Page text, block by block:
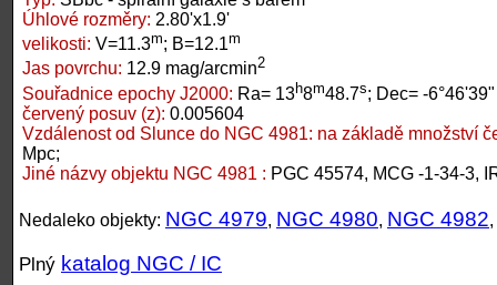
Úhlové rozměry: 2.80'x1.9'
velikosti: V=11.3m; B=12.1m
Jas povrchu: 12.9 mag/arcmin2
Souřadnice epochy J2000: Ra= 13h8m48.7s; Dec= -6°46'39"
červený posuv (z): 0.005604
Vzdálenost od Slunce do NGC 4981: na základě množství
Mpc;
Jiné názvy objektu NGC 4981 : PGC 45574, MCG -1-34-3,
Nedaleko objekty: NGC 4979, NGC 4980, NGC 4982,
Plný katalog NGC / IC